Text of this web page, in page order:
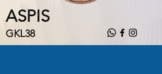
ASPIS
GKL38